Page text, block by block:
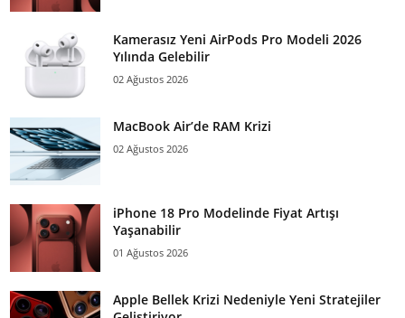
Kamerasız Yeni AirPods Pro Modeli 2026
Yılında Gelebilir
02 Ağustos 2026
MacBook Air’de RAM Krizi
02 Ağustos 2026
iPhone 18 Pro Modelinde Fiyat Artışı
Yaşanabilir
01 Ağustos 2026
Apple Bellek Krizi Nedeniyle Yeni Stratejiler